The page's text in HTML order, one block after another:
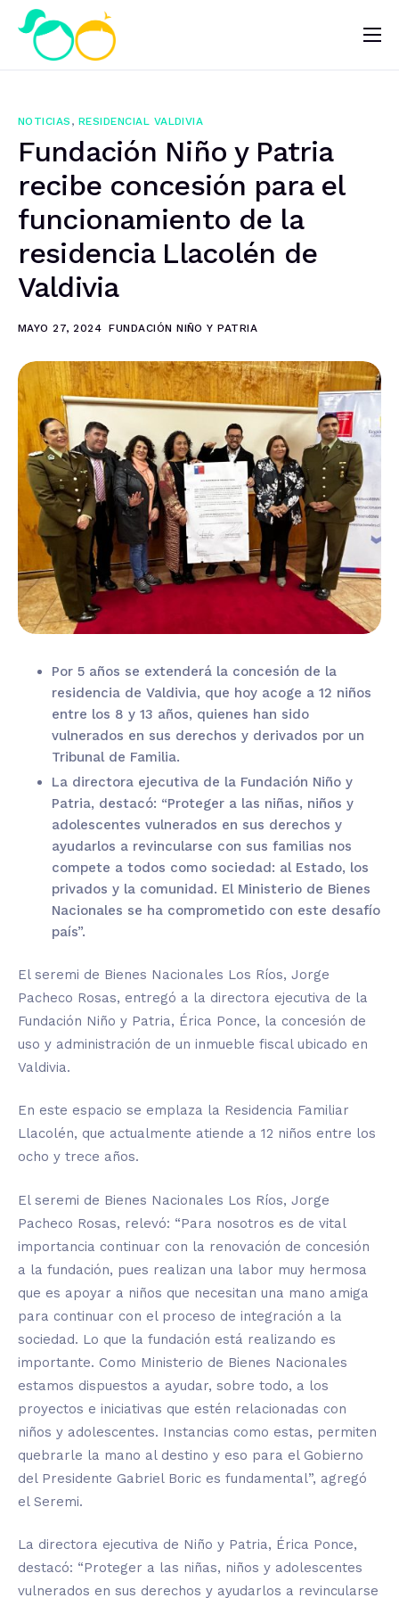
Nosotros
Noticias
¿Quieres ayudar?
NOTICIAS , RESIDENCIAL VALDIVIA
Fundación Niño y Patria
recibe concesión para el
funcionamiento de la
residencia Llacolén de
Valdivia
MAYO 27, 2024 FUNDACIÓN NIÑO Y PATRIA
Por 5 años se extenderá la concesión de la
residencia de Valdivia, que hoy acoge a 12 niños
entre los 8 y 13 años, quienes han sido
vulnerados en sus derechos y derivados por un
Tribunal de Familia.
La directora ejecutiva de la Fundación Niño y
Patria, destacó: “Proteger a las niñas, niños y
adolescentes vulnerados en sus derechos y
ayudarlos a revincularse con sus familias nos
compete a todos como sociedad: al Estado, los
privados y la comunidad. El Ministerio de Bienes
Nacionales se ha comprometido con este desafío
país”.
El seremi de Bienes Nacionales Los Ríos, Jorge
Pacheco Rosas, entregó a la directora ejecutiva de la
Fundación Niño y Patria, Érica Ponce, la concesión de
uso y administración de un inmueble fiscal ubicado en
Valdivia.
En este espacio se emplaza la Residencia Familiar
Llacolén, que actualmente atiende a 12 niños entre los
ocho y trece años.
El seremi de Bienes Nacionales Los Ríos, Jorge
Pacheco Rosas, relevó: “Para nosotros es de vital
importancia continuar con la renovación de concesión
a la fundación, pues realizan una labor muy hermosa
que es apoyar a niños que necesitan una mano amiga
para continuar con el proceso de integración a la
sociedad. Lo que la fundación está realizando es
importante. Como Ministerio de Bienes Nacionales
estamos dispuestos a ayudar, sobre todo, a los
proyectos e iniciativas que estén relacionadas con
niños y adolescentes. Instancias como estas, permiten
quebrarle la mano al destino y eso para el Gobierno
del Presidente Gabriel Boric es fundamental”, agregó
el Seremi.
La directora ejecutiva de Niño y Patria, Érica Ponce,
destacó: “Proteger a las niñas, niños y adolescentes
vulnerados en sus derechos y ayudarlos a revincularse